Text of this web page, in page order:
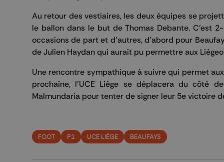
Au retour des vestiaires, les deux équipes se
le ballon dans le but de Thomas Debante. C’est
occasions de part et d’autres, d’abord pour
de Julien Haydan qui aurait pu permettre aux
Une rencontre sympathique à suivre qui permet
prochaine, l’UCE Liège se déplacera du côté
Malmundaria pour tenter de signer leur 5e victoire
FOOT P1 UCE LIÈGE BEAUFAYS